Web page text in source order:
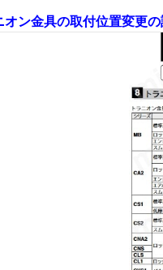
ン金具の取付位置変更